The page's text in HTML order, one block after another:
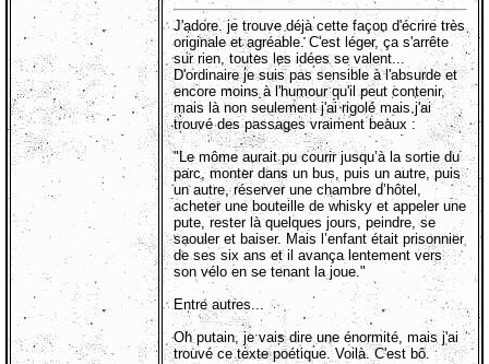
J'adore. je trouve déjà cette façon d'écrire très
originale et agréable. C'est léger, ça s'arrête
sur rien, toutes les idées se valent...
D'ordinaire je suis pas sensible à l'absurde et
encore moins à l'humour qu'il peut contenir,
mais là non seulement j'ai rigolé mais j'ai
trouvé des passages vraiment beaux :
"Le môme aurait pu courir jusqu’à la sortie du
parc, monter dans un bus, puis un autre, puis
un autre, réserver une chambre d’hôtel,
acheter une bouteille de whisky et appeler une
pute, rester là quelques jours, peindre, se
saouler et baiser. Mais l’enfant était prisonnier
de ses six ans et il avança lentement vers
son vélo en se tenant la joue."
Entre autres...
Oh putain, je vais dire une énormité, mais j'ai
trouvé ce texte poétique. Voilà. C'est bô.